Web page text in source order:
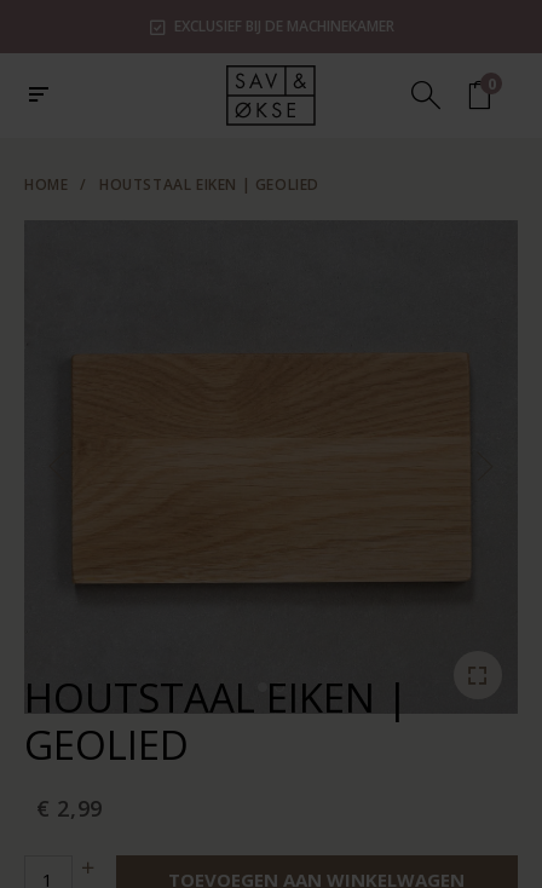
EXCLUSIEF BIJ DE MACHINEKAMER
0
HOME / HOUTSTAAL EIKEN | GEOLIED
HOUTSTAAL EIKEN |
GEOLIED
€ 2,99
TOEVOEGEN AAN WINKELWAGEN